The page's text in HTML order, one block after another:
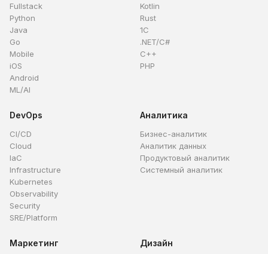
Fullstack
Python
Java
Go
Mobile
iOS
Android
ML/AI
Kotlin
Rust
1C
.NET/C#
C++
PHP
DevOps
CI/CD
Cloud
IaC
Infrastructure
Kubernetes
Observability
Security
SRE/Platform
Аналитика
Бизнес-аналитик
Аналитик данных
Продуктовый аналитик
Системный аналитик
Маркетинг Дизайн